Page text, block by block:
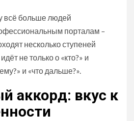
всё больше людей
порталам –
несколько ступеней
не только о «кто?» и
и «что дальше?».
аккорд: вкус к